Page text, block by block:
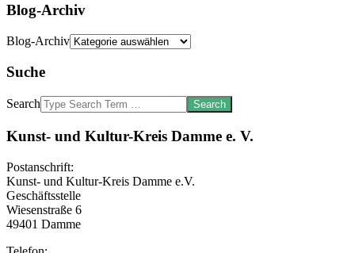
Blog-Archiv
Blog-Archiv
Suche
Search
Kunst- und Kultur-Kreis Damme e. V.
Postanschrift:
Kunst- und Kultur-Kreis Damme e.V.
Geschäftsstelle
Wiesenstraße 6
49401 Damme